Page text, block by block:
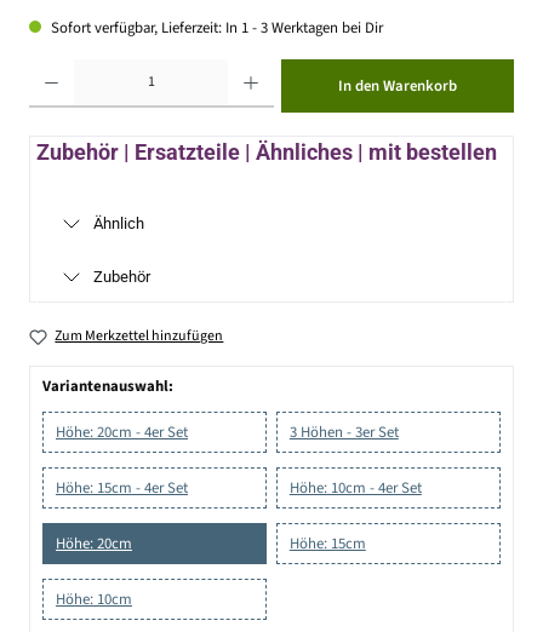
Sofort verfügbar, Lieferzeit: In 1 - 3 Werktagen bei Dir
In den Warenkorb
Zubehör | Ersatzteile | Ähnliches | mit bestellen
Ähnlich
Zubehör
Zum Merkzettel hinzufügen
Variantenauswahl:
Höhe: 20cm - 4er Set 3 Höhen - 3er Set
Höhe: 15cm - 4er Set Höhe: 10cm - 4er Set
Höhe: 20cm Höhe: 15cm
Höhe: 10cm